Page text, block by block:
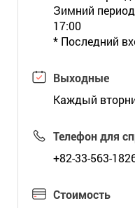
Зимний
17:00
* Последний
Выходные
Каждый
Телефон для
+82-33-563-
Стоимость